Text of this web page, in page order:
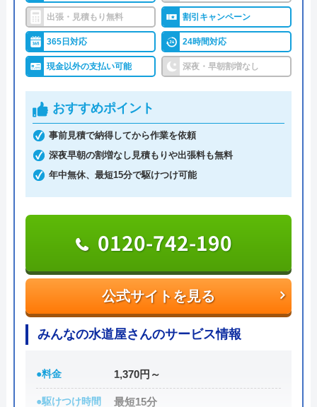
対応エリア詳
細
平塚市のトイレ水漏れ・つまり修理に
駆けつけ対応｜水道局指定業者ハウス
ラボホーム
舗があるため各店舗の営業時間、定休日が異なりま
す。依頼する際には、公式ホームページから事前に
確認しておくとよいでしょう。
格」を提供し、設置・交換も技術力の高いスタッフ
が対応してくれるなど高品質なサービスを受けられ
るのが大きな特徴です。
公式サイトを見る
0120-54-8419
アトム電器チェーンの基本情報
株式会社アトムチェーン本部
出張・見積もり無料 割引キャンペーン
365日対応 24時間対応
現金以外の支払い可能 深夜・早朝割増なし
おすすめポイント
事前見積で納得してから作業を依頼
深夜早朝の割増なし見積もりや出張料も無料
年中無休、最短15分で駆けつけ可能
公式サイトを見る
0120-742-190
みんなの水道屋さんのサービス情報
●料金 1,370円～
●駆けつけ時間 最短15分